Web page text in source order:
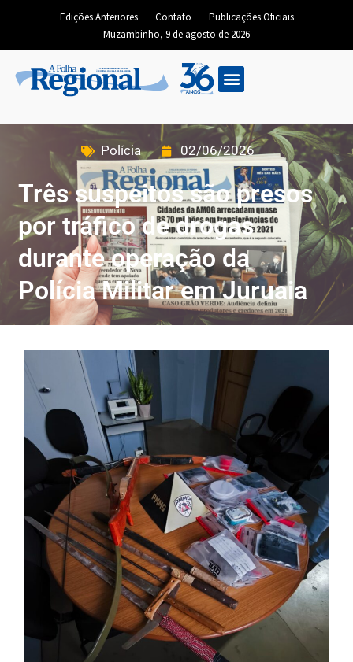
Edições Anteriores Contato
Publicações Oficiais
Muzambinho, 9 de agosto de 2026
Polícia 02/06/2026
Três suspeitos são presos
por tráfico de drogas
durante operação da
Polícia Militar em Juruaia